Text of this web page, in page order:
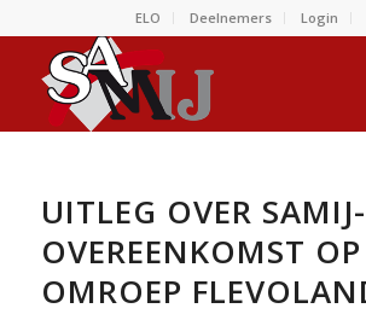
ELO Deelnemers Login
UITLEG OVER SAMIJ-
OVEREENKOMST OP
OMROEP